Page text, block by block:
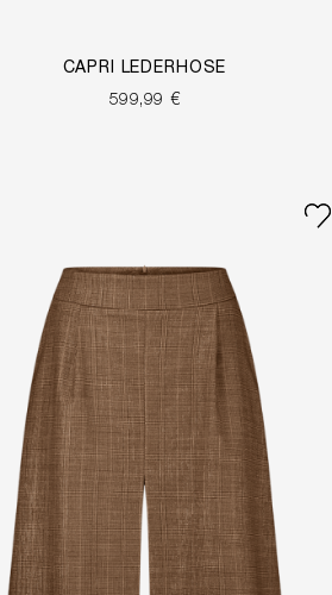
CAPRI LEDERHOSE
599,99 €